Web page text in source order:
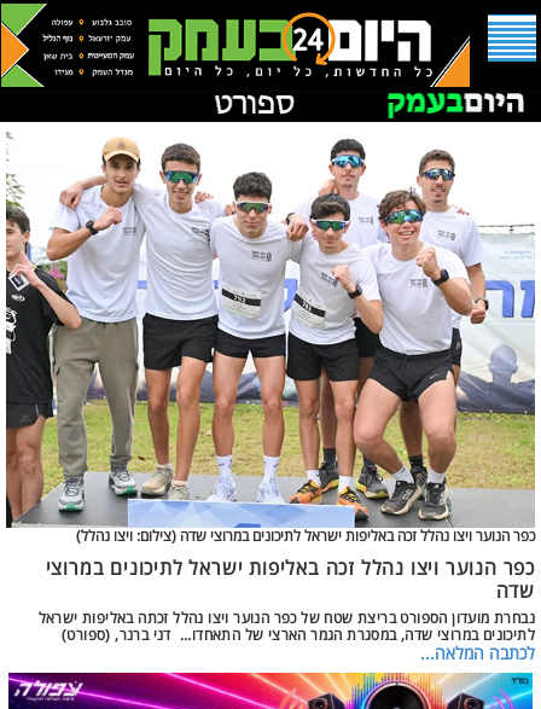
כפר הנוער ויצו נהלל זכה באליפות ישראל לתיכונים במרוצי שדה (צילום: ויצו נהלל)
כפר הנוער ויצו נהלל זכה באליפות ישראל לתיכונים במרוצי
שדה
נבחרת מועדון הספורט בריצת שטח של כפר הנוער ויצו נהלל זכתה באליפות ישראל
לתיכונים במרוצי שדה, במסגרת הגמר הארצי של התאחדו... דני ברנר, (ספורט)
לכתבה המלאה...